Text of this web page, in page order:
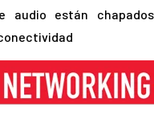
audio están